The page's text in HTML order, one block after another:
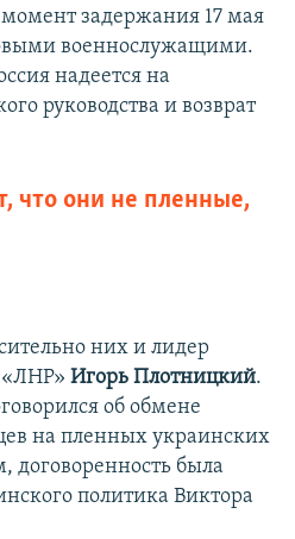
задержания 17 мая
военнослужащими.
надеется на
руководства и возврат
что они не пленные,
них и лидер
«ЛНР» Игорь Плотницкий.
об обмене
на пленных украинских
договоренность была
политика Виктора